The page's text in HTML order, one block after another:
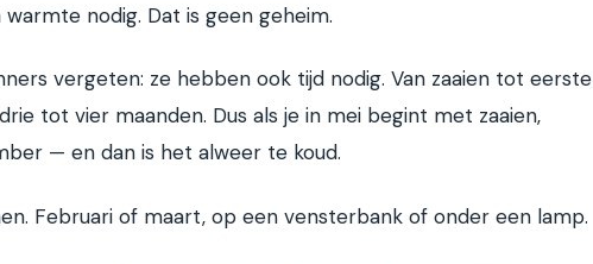
nodig. Dat is geen geheim.
vergeten: ze hebben ook tijd nodig. Van zaaien tot eerste
tot vier maanden. Dus als je in mei begint met zaaien,
— en dan is het alweer te koud.
Februari of maart, op een vensterbank of onder een lamp.